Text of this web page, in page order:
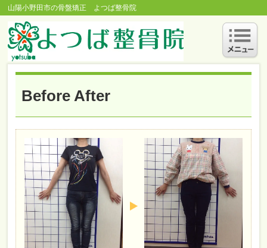
山陽小野田市の骨盤矯正 よつば整骨院
Before After